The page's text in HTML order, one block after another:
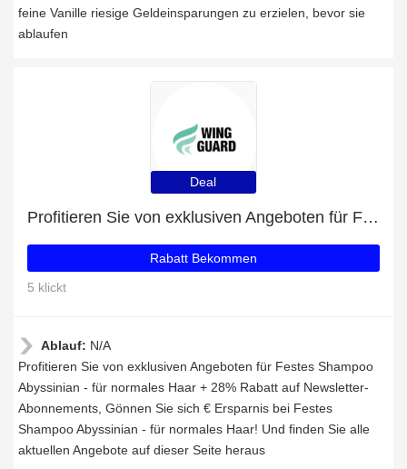
feine Vanille riesige Geldeinsparungen zu erzielen, bevor sie
ablaufen
Deal
Profitieren Sie von exklusiven Angeboten für Festes Shampoo Abyssinian - für normales Haar + 28% Rabatt auf Newsletter-Abonnements
Rabatt Bekommen
5 klickt
Ablauf: N/A
Profitieren Sie von exklusiven Angeboten für Festes Shampoo
Abyssinian - für normales Haar + 28% Rabatt auf Newsletter-
Abonnements, Gönnen Sie sich € Ersparnis bei Festes
Shampoo Abyssinian - für normales Haar! Und finden Sie alle
aktuellen Angebote auf dieser Seite heraus